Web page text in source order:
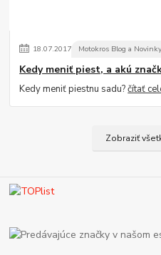
18.07.2017 Motokros Blog a Novinky
Kedy meniť piest, a akú
Kedy meniť piestnu sadu?čítať
Zobraziť